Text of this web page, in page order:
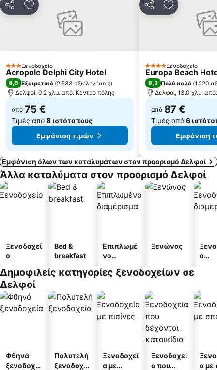
Αντίκυρα
Χαιρώνεια
Οδοντωτός σιδηρόδρομος
Αρχαιολογική Συλλογή Τιθορέας
Λιμάνι Γαλαξιδίου
Καλαφάτη
Θόλος της Αθηνάς Προναίας
ΚοινοποίησηΠροσθήκη στα αγαπημένα
3 ΑστέριαΞενοδοχείο
Acropole Delphi City Hotel
8,5 Εξαιρετικό (2.533 αξιολογήσεις)
Δελφοί, 0.2 χλμ. από: Κέντρο πόλης
από 75 €
Τιμές από 8 ιστότοπους
Εμφάνιση τιμών
ΚοινοποίησηΠροσθήκη
4 ΑστέριαΞενοδοχείο
Europa Beach
8,3 Πολύ καλό (1.220
Δελφοί, 13.0 χλμ.
από 87 €
Τιμές από 6
Εμφάνιση
Εμφάνιση όλων των καταλυμάτων στον προορισμό Δελφοί
Άλλα καταλύματα στον προορισμό Δελφοί
Ξενοδοχεί
ο
Bed &
breakfast
Επιπλωμέ
νο
α
Ξενώνας
ο
Δημοφιλείς κατηγορίες ξενοδοχείων σε
Δελφοί
Φθηνά
ξενοδοχεί
Πολυτελή
ξενοδοχεί
Ξενοδοχεί
α με
Ξενοδοχεί
α που
α με